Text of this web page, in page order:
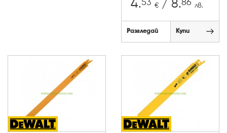
4.53 € / 8.86 лв.
Разгледай Купи